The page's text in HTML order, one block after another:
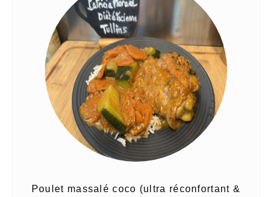
Poulet massalé coco (ultra réconfortant &